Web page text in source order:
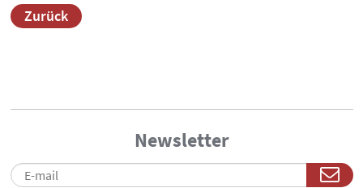
Zurück
Newsletter